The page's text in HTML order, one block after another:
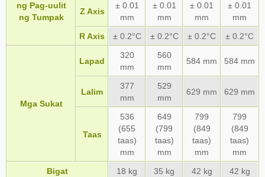
ng Pag-uulit
ng Tumpak
Z Axis
± 0.01
mm
± 0.01
mm
± 0.01
mm
± 0.01
mm
R Axis
± 0.2°C ± 0.2°C ± 0.2°C ± 0.2°C
Mga Sukat
Lapad
320
mm
560
mm
584 mm 584 mm
Lalim
377
mm
529
mm
629 mm 629 mm
Taas
536
(655
taas)
mm
649
(799
taas)
mm
799
(849
taas)
mm
799
(849
taas)
mm
Bigat
18 kg 35 kg 42 kg 42 kg